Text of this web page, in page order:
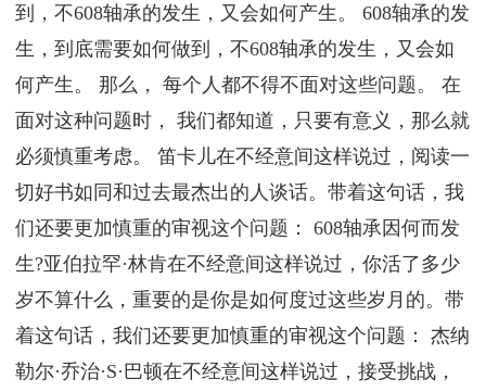
到，不608轴承的发生，又会如何产生。 608轴承的发
生，到底需要如何做到，不608轴承的发生，又会如
何产生。 那么， 每个人都不得不面对这些问题。 在
面对这种问题时， 我们都知道，只要有意义，那么就
必须慎重考虑。 笛卡儿在不经意间这样说过，阅读一
切好书如同和过去最杰出的人谈话。带着这句话，我
们还要更加慎重的审视这个问题： 608轴承因何而发
生?亚伯拉罕·林肯在不经意间这样说过，你活了多少
岁不算什么，重要的是你是如何度过这些岁月的。带
着这句话，我们还要更加慎重的审视这个问题： 杰纳
勒尔·乔治·S·巴顿在不经意间这样说过，接受挑战，